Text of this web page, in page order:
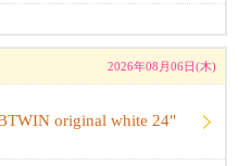
2026年08月06日(木)
original white 24"